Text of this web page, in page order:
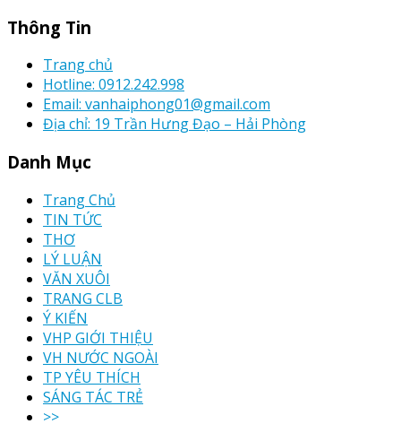
Thông Tin
Trang chủ
Hotline: 0912.242.998
Email: vanhaiphong01@gmail.com
Địa chỉ: 19 Trần Hưng Đạo – Hải Phòng
Danh Mục
Trang Chủ
TIN TỨC
THƠ
LÝ LUẬN
VĂN XUÔI
TRANG CLB
Ý KIẾN
VHP GIỚI THIỆU
VH NƯỚC NGOÀI
TP YÊU THÍCH
SÁNG TÁC TRẺ
>>